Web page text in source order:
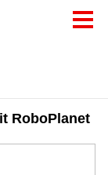
RoboPlanet